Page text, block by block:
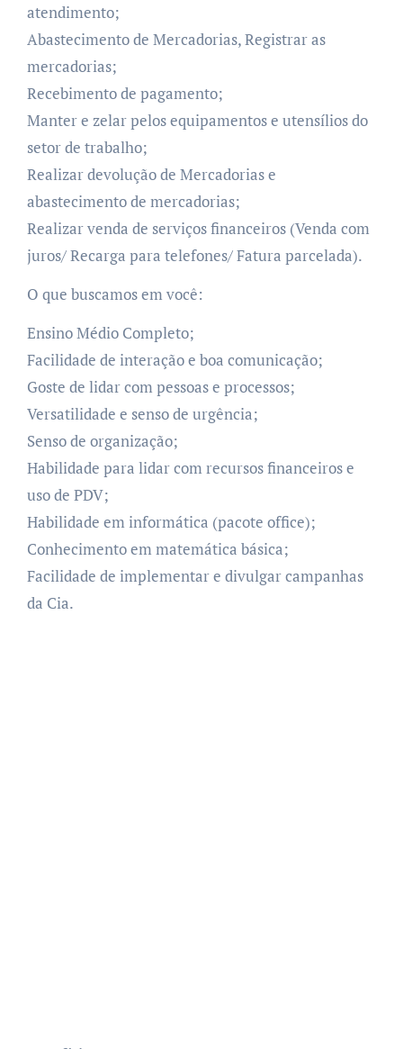
atendimento;
Abastecimento de Mercadorias, Registrar as
mercadorias​;
Recebimento de pagamento;
Manter e zelar pelos equipamentos e utensílios do
setor de trabalho;
Realizar devolução de Mercadorias​ e
abastecimento de mercadorias;
Realizar venda de serviços financeiros (Venda com
juros/ Recarga para telefones/ Fatura parcelada).
O que buscamos em você:
Ensino Médio Completo;
Facilidade de interação e boa comunicação;
Goste de lidar com pessoas e processos;
Versatilidade e senso de urgência;
Senso de organização;
Habilidade para lidar com recursos financeiros e
uso de PDV;
Habilidade em informática (pacote office);
Conhecimento em matemática básica;
Facilidade de implementar e divulgar campanhas
da Cia.